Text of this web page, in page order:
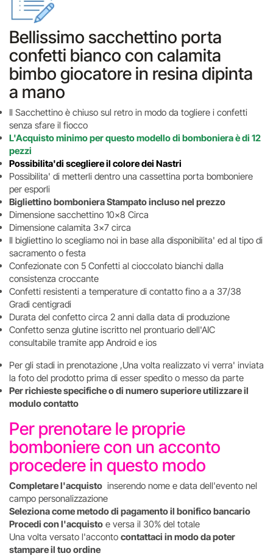
Bellissimo sacchettino porta
confetti bianco con calamita
bimbo giocatore in resina dipinta
a mano
Il Sacchettino è chiuso sul retro in modo da togliere i confetti
senza sfare il fiocco
L'Acquisto minimo per questo modello di bomboniera è di 12
pezzi
Possibilita'di scegliere il colore dei Nastri
Possibilita' di metterli dentro una cassettina porta bomboniere
per esporli
Bigliettino bomboniera Stampato incluso nel prezzo
Dimensione sacchettino 10x8 Circa
Dimensione calamita 3x7 circa
Il bigliettino lo scegliamo noi in base alla disponibilita' ed al tipo di
sacramento o festa
Confezionate con 5 Confetti al cioccolato bianchi dalla
consistenza croccante
Confetti resistenti a temperature di contatto fino a a 37/38
Gradi centigradi
Durata del confetto circa 2 anni dalla data di produzione
Confetto senza glutine iscritto nel prontuario dell'AIC
consultabile tramite app Android e ios
Per gli stadi in prenotazione ,Una volta realizzato vi verra' inviata
la foto del prodotto prima di esser spedito o messo da parte
Per richieste specifiche o di numero superiore utilizzare il
modulo contatto
Per prenotare le proprie
bomboniere con un acconto
procedere in questo modo
Completare l'acquisto inserendo nome e data dell'evento nel
campo personalizzazione
Seleziona come metodo di pagamento il bonifico bancario
Procedi con l'acquisto e versa il 30% del totale
Una volta versato l'acconto contattaci in modo da poter
stampare il tuo ordine